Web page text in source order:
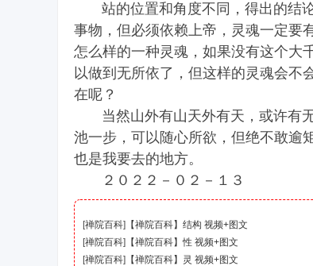
站的位置和角度不同，得出的结论
事物，但必须依赖上帝，灵魂一定要
怎么样的一种灵魂，如果没有这个大
以做到无所依了，但这样的灵魂会不
在呢？
当然山外有山天外有天，或许有无
池一步，可以随心所欲，但绝不敢逾
也是我要去的地方。
２０２２－０２－１３
【禅院百科】结构 视频+图文
[禅院百科]
【禅院百科】性 视频+图文
[禅院百科]
【禅院百科】灵 视频+图文
[禅院百科]